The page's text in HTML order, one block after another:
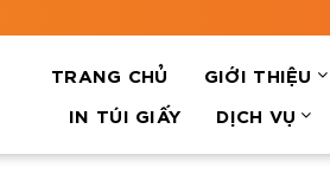
TRANG CHỦ GIỚI THIỆU
IN TÚI GIẤY
DỊCH VỤ